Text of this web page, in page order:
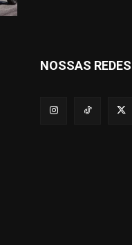
NOSSAS REDES